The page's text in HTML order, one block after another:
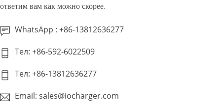
ответим вам как можно скорее.
WhatsApp : +86-13812636277
Тел: +86-592-6022509
Тел: +86-13812636277
Email: sales@iocharger.com